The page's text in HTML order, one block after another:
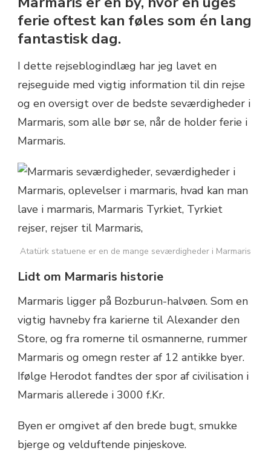
ferie oftest kan føles som én lang
fantastisk dag.
I dette rejseblogindlæg har jeg lavet en
rejseguide med vigtig information til din rejse
og en oversigt over de bedste seværdigheder i
Marmaris, som alle bør se, når de holder ferie i
Marmaris.
Atatürk statuene er en de mange seværdigheder i Marmaris
Lidt om Marmaris historie
Marmaris ligger på Bozburun-halvøen. Som en
vigtig havneby fra karierne til Alexander den
Store, og fra romerne til osmannerne, rummer
Marmaris og omegn rester af 12 antikke byer.
Ifølge Herodot fandtes der spor af civilisation i
Marmaris allerede i 3000 f.Kr.
Byen er omgivet af den brede bugt, smukke
bjerge og velduftende pinjeskove.